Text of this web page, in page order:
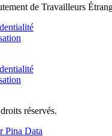
de Travailleurs
réservés.
Pina Data